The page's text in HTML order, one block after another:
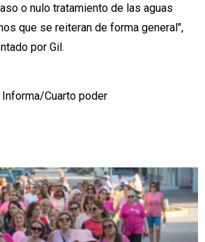
o nulo tratamiento de las aguas
que se reiteran de forma general",
por Gil.
Cuarto poder